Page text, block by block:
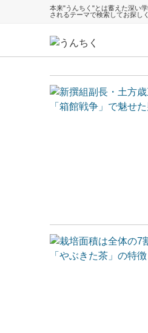
本来"うんちく"とは蓄えた深い
されるテーマで検索してお探し